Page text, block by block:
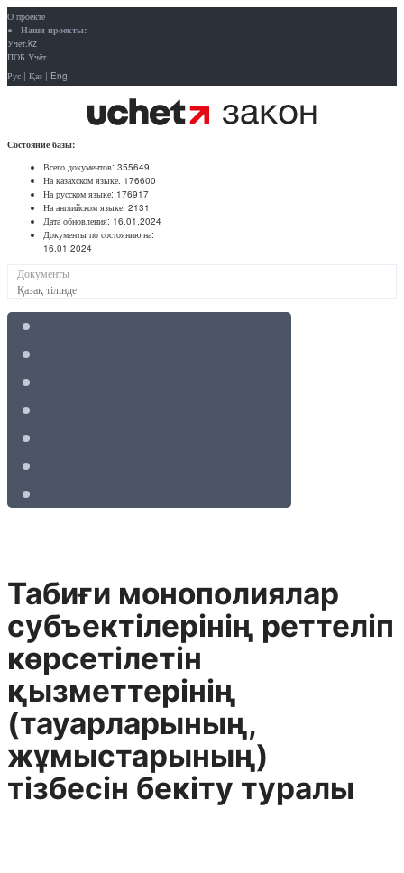
О проекте
Наши проекты:
Учёт.kz
ПОБ.Учёт
Рус | Қаз | Eng
Состояние базы:
Всего документов: 355649
На казахском языке: 176600
На русском языке: 176917
На английском языке: 2131
Дата обновления: 16.01.2024
Документы по состоянию на:
16.01.2024
Документы
Қазақ тілінде
Табиғи монополиялар
субъектiлерiнiң реттелiп
көрсетiлетiн
қызметтерiнiң
(тауарларының,
жұмыстарының)
тiзбесiн бекiту туралы